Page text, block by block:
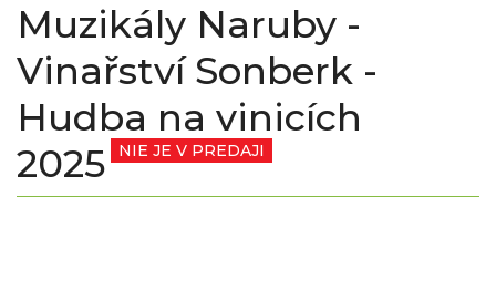
Muzikály Naruby -
Vinařství Sonberk -
Hudba na vinicích
2025
NIE JE V PREDAJI